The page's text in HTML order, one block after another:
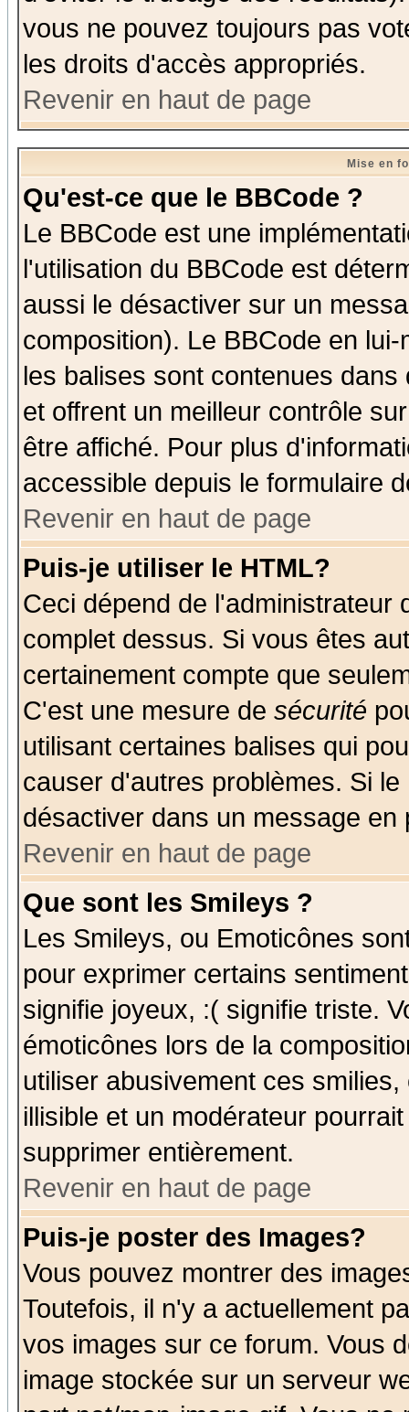
vous ne pouvez toujours pas
les droits d'accès appropriés.
Revenir en haut de page
Mise en
Qu'est-ce que le BBCode ?
Le BBCode est une
l'utilisation du BBCode est
aussi le désactiver sur un
composition). Le BBCode en
les balises sont contenues
et offrent un meilleur contrôle
être affiché. Pour plus
accessible depuis le formulaire
Revenir en haut de page
Puis-je utiliser le HTML?
Ceci dépend de l'administrateur
complet dessus. Si vous êtes
certainement compte que
C'est une mesure de sécurité
utilisant certaines balises qui
causer d'autres problèmes. Si
désactiver dans un message
Revenir en haut de page
Que sont les Smileys ?
Les Smileys, ou Emoticônes
pour exprimer certains
signifie joyeux, :( signifie triste.
émoticônes lors de la
utiliser abusivement ces
illisible et un modérateur
supprimer entièrement.
Revenir en haut de page
Puis-je poster des Images?
Vous pouvez montrer des
Toutefois, il n'y a actuellement
vos images sur ce forum. Vous
image stockée sur un serveur